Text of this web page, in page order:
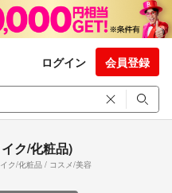
ログイン 会員登録
ク/化粧品)
ク/化粧品 / コスメ/美容